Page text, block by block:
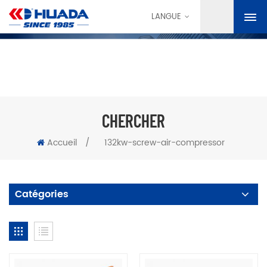
LANGUE
CHERCHER
Accueil / 132kw-screw-air-compressor
Catégories